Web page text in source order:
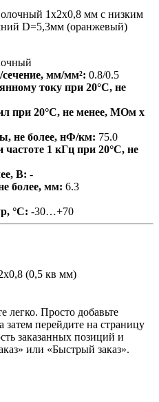
1х2х0,8 мм с низким
D=5,3мм (оранжевый)
мм/мм²: 0.8/0.5
току при 20°С, не
при 20°C, не менее, МОм х
не более, нФ/км: 75.0
1 кГц при 20°С, не
В: -
более, мм: 6.3
°С: -30…+70
(0,5 кв мм)
легко. Просто добавьте
перейдите на страницу
заказанных позиций и
или «Быстрый заказ».